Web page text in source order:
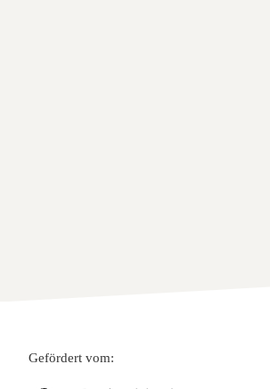
Gefördert vom: